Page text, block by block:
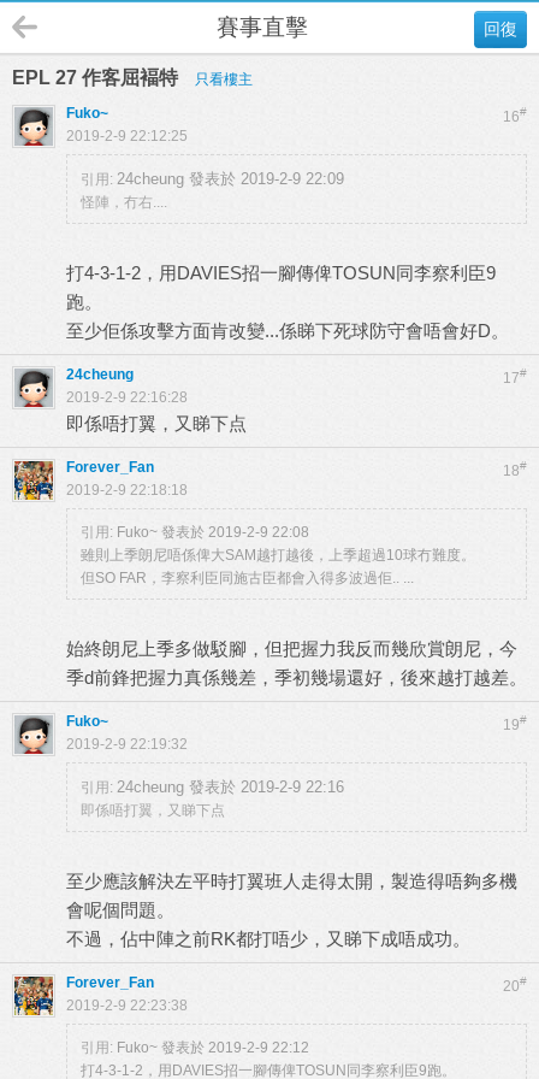
回復
賽事直擊
EPL 27 作客屈褔特 只看樓主
16#
Fuko~
2019-2-9 22:12:25
引用: 24cheung 發表於 2019-2-9 22:09
怪陣，冇右....
打4-3-1-2，用DAVIES招一腳傳俾TOSUN同李察利臣9
跑。
至少佢係攻擊方面肯改變...係睇下死球防守會唔會好D。
17#
24cheung
2019-2-9 22:16:28
即係唔打翼，又睇下点
18#
Forever_Fan
2019-2-9 22:18:18
引用: Fuko~ 發表於 2019-2-9 22:08
雖則上季朗尼唔係俾大SAM越打越後，上季超過10球冇難度。
但SO FAR，李察利臣同施古臣都會入得多波過佢.. ...
始終朗尼上季多做駁腳，但把握力我反而幾欣賞朗尼，今
季d前鋒把握力真係幾差，季初幾場還好，後來越打越差。
19#
Fuko~
2019-2-9 22:19:32
引用: 24cheung 發表於 2019-2-9 22:16
即係唔打翼，又睇下点
至少應該解決左平時打翼班人走得太開，製造得唔夠多機
會呢個問題。
不過，佔中陣之前RK都打唔少，又睇下成唔成功。
20#
Forever_Fan
2019-2-9 22:23:38
引用: Fuko~ 發表於 2019-2-9 22:12
打4-3-1-2，用DAVIES招一腳傳俾TOSUN同李察利臣9跑。